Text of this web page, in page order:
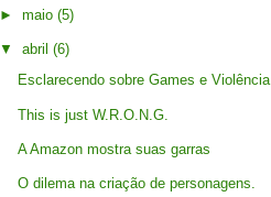
►maio(5)
▼abril(6)
Esclarecendo sobre Games e Violência
This is just W.R.O.N.G.
A Amazon mostra suas garras
O dilema na criação de personagens.